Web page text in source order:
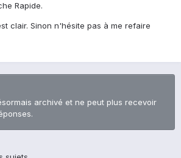
Rapide.
clair. Sinon n'hésite pas à me refaire
archivé et ne peut plus recevoir